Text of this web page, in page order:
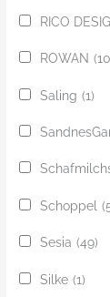
RICO
ROWAN
Saling (1)
Schoppel
Sesia (49)
Silke (1)